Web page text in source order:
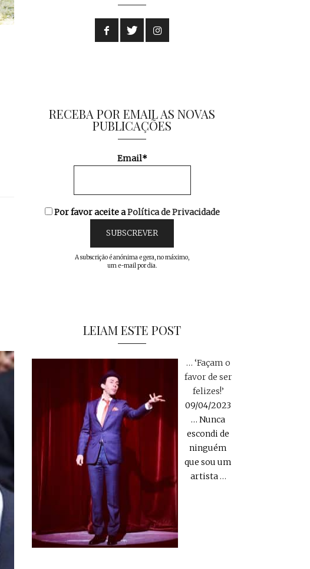
RECEBA POR EMAIL AS NOVAS
PUBLICAÇÕES
Email*
Por favor aceite aPolítica de Privacidade
A subscrição é anónima e gera, no máximo,
um e-mail por dia.
LEIAM ESTE POST
… ‘Façam o
favor de ser
felizes!’
09/04/2023
… Nunca
escondi de
ninguém
que sou um
artista…